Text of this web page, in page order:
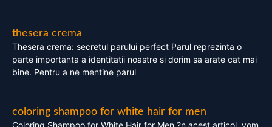
thesera crema
Thesera crema: secretul parului perfect Parul reprezinta o
parte importanta a identitatii noastre si dorim sa arate cat mai
bine. Pentru a ne mentine parul
coloring shampoo for white hair for men